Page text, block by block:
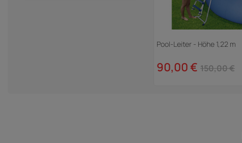
Pool-Leiter - Höhe 1,22 m
90,00 € 150,00 €